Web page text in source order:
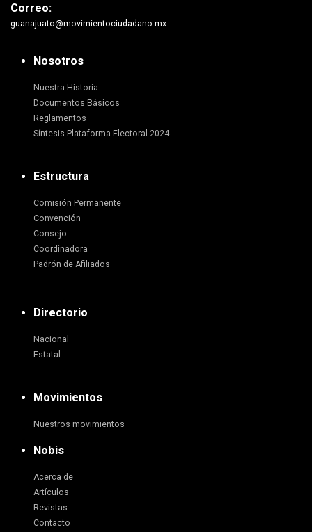
Correo:
guanajuato@movimientociudadano.mx
Nosotros
Nuestra Historia
Documentos Básicos
Reglamentos
Síntesis Plataforma Electoral 2024
Estructura
Comisión Permanente
Convención
Consejo
Coordinadora
Padrón de Afiliados
Directorio
Nacional
Estatal
Movimientos
Nuestros movimientos
Nobis
Acerca de
Artículos
Revistas
Contacto